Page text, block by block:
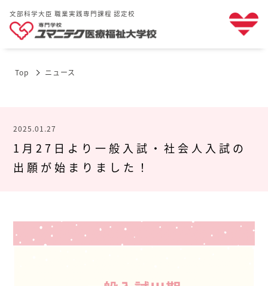
文部科学大臣 職業実践専門課程 認定校
Top ニュース
2025.01.27
1月27日より一般入試・社会人入試の
出願が始まりました！